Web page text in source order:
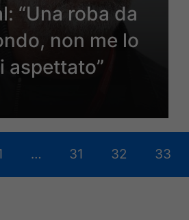
“Una roba da
non me lo
aspettato”
… 31 32 33